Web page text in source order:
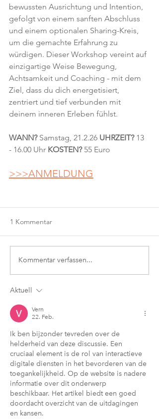
bewussten Ausrichtung und Intention,
gefolgt von einem sanften Abschluss
und einem optionalen Sharing-Kreis,
um die gemachte Erfahrung zu
würdigen. Dieser Workshop vereint auf
einzigartige Weise Bewegung,
Achtsamkeit und Coaching - mit dem
Ziel, dass du dich energetisiert,
zentriert und tief verbunden mit
deinem inneren Erleben fühlst.
WANN? Samstag, 21.2.26 UHRZEIT? 13
- 16.00 Uhr KOSTEN? 55 Euro
>>>ANMELDUNG
1 Kommentar
Kommentar verfassen...
Aktuell
Vern
22. Feb.
Ik ben bijzonder tevreden over de
helderheid van deze discussie. Een
cruciaal element is de rol van interactieve
digitale diensten in het bevorderen van de
toegankelijkheid. Op de website is nadere
informatie over dit onderwerp
beschikbaar. Het artikel biedt een goed
doordacht overzicht van de uitdagingen
en kansen.